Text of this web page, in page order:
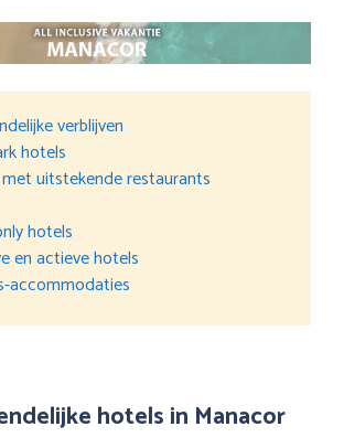
verblijven
hotels
uitstekende restaurants
hotels
en actieve hotels
accommodaties
hotels in Manacor